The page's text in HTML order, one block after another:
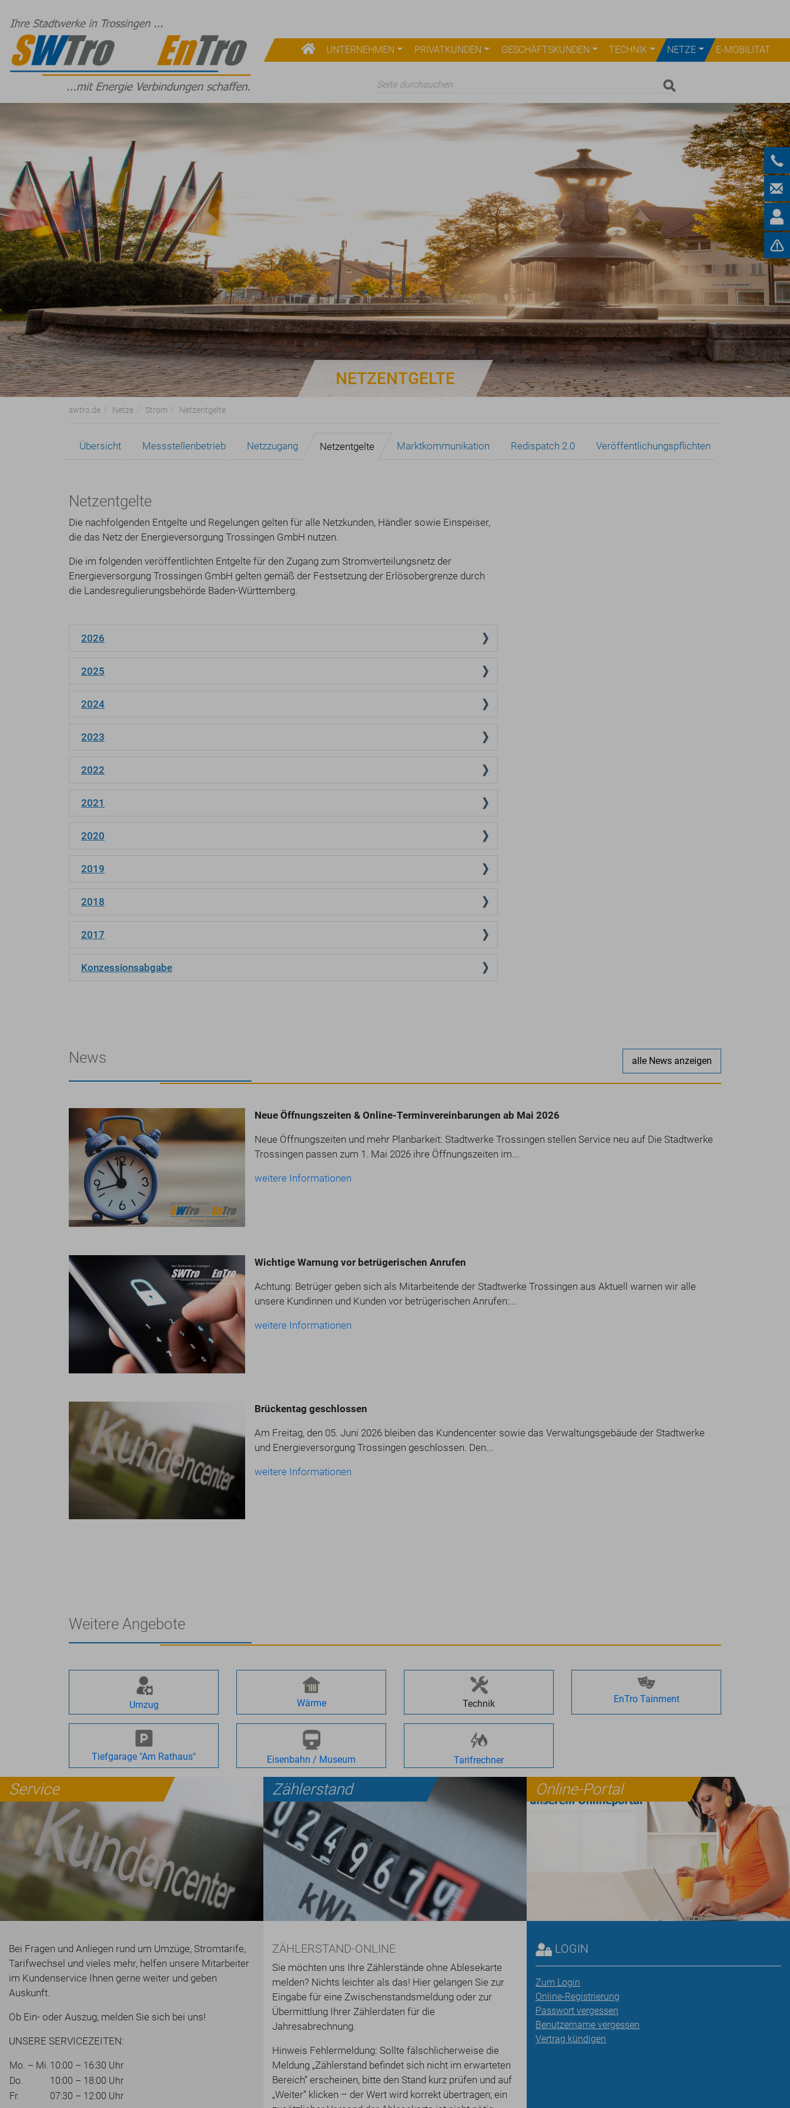
UNTERNEHMEN PRIVATKUNDEN GESCHÄFTSKUNDEN TECHNIK NETZE E-MOBILITÄT
NETZENTGELTE
swtro.de Netze Strom Netzentgelte
Übersicht Messstellenbetrieb Netzzugang Netzentgelte Marktkommunikation Redispatch 2.0 Veröffentlichungspflichten
Netzentgelte
Die nachfolgenden Entgelte und Regelungen gelten für alle Netzkunden, Händler sowie Einspeiser,
die das Netz der Energieversorgung Trossingen GmbH nutzen.
Die im folgenden veröffentlichten Entgelte für den Zugang zum Stromverteilungsnetz der
Energieversorgung Trossingen GmbH gelten gemäß der Festsetzung der Erlösobergrenze durch
die Landesregulierungsbehörde Baden-Württemberg.
2026
2025
2024
2023
2022
2021
2020
2019
2018
2017
Konzessionsabgabe
News alle News anzeigen
Neue Öffnungszeiten & Online-Terminvereinbarungen ab Mai 2026
Neue Öffnungszeiten und mehr Planbarkeit: Stadtwerke Trossingen stellen Service neu auf Die Stadtwerke
Trossingen passen zum 1. Mai 2026 ihre Öffnungszeiten im...
weitere Informationen
Wichtige Warnung vor betrügerischen Anrufen
Achtung: Betrüger geben sich als Mitarbeitende der Stadtwerke Trossingen aus Aktuell warnen wir alle
unsere Kundinnen und Kunden vor betrügerischen Anrufen:...
weitere Informationen
Brückentag geschlossen
Am Freitag, den 05. Juni 2026 bleiben das Kundencenter sowie das Verwaltungsgebäude der Stadtwerke
und Energieversorgung Trossingen geschlossen. Den...
weitere Informationen
Weitere Angebote
Umzug Wärme Technik EnTro Tainment
Tiefgarage "Am Rathaus" Eisenbahn / Museum Tarifrechner
Service
Bei Fragen und Anliegen rund um Umzüge, Stromtarife,
Tarifwechsel und vieles mehr, helfen unsere Mitarbeiter
im Kundenservice Ihnen gerne weiter und geben
Auskunft.
Ob Ein- oder Auszug, melden Sie sich bei uns!
UNSERE SERVICEZEITEN:
Mo. – Mi. 10:00 – 16:30 Uhr
Do.
10:00 – 18:00 Uhr
Fr.
07:30 – 12:00 Uhr
Zählerstand
ZÄHLERSTAND-ONLINE
Sie möchten uns Ihre Zählerstände ohne Ablesekarte
melden? Nichts leichter als das! Hier gelangen Sie zur
Eingabe für eine Zwischenstandsmeldung oder zur
Übermittlung Ihrer Zählerdaten für die
Jahresabrechnung.
Hinweis Fehlermeldung: Sollte fälschlicherweise die
Meldung „Zählerstand befindet sich nicht im erwarteten
Bereich“ erscheinen, bitte den Stand kurz prüfen und auf
„Weiter“ klicken – der Wert wird korrekt übertragen; ein
Online-Portal
LOGIN
Zum Login
Online-Registrierung
Passwort vergessen
Benutzername vergessen
Vertrag kündigen